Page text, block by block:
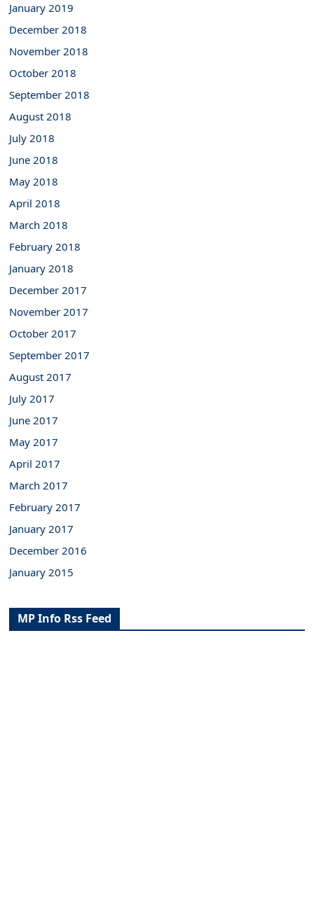
January 2019
December 2018
November 2018
October 2018
September 2018
August 2018
July 2018
June 2018
May 2018
April 2018
March 2018
February 2018
January 2018
December 2017
November 2017
October 2017
September 2017
August 2017
July 2017
June 2017
May 2017
April 2017
March 2017
February 2017
January 2017
December 2016
January 2015
MP Info Rss Feed